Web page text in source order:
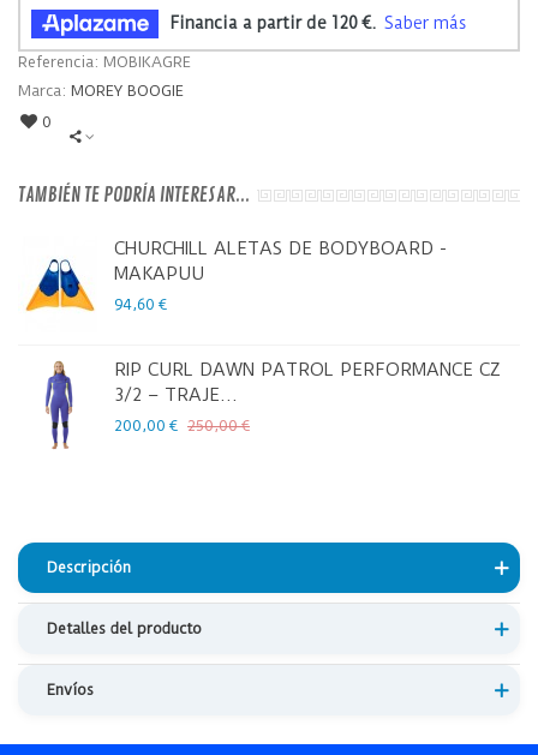
Referencia: MOBIKAGRE
Marca: MOREY BOOGIE
0
TAMBIÉN TE PODRÍA INTERESAR...
CHURCHILL ALETAS DE BODYBOARD -
MAKAPUU
94,60 €
RIP CURL DAWN PATROL PERFORMANCE CZ
3/2 – TRAJE...
200,00 € 250,00 €
Descripción
Detalles del producto
Envíos